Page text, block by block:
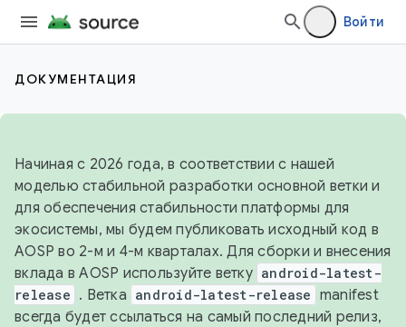
Войти
ДОКУМЕНТАЦИЯ
Начиная с 2026 года, в соответствии с нашей
моделью стабильной разработки основной ветки и
для обеспечения стабильности платформы для
экосистемы, мы будем публиковать исходный код в
AOSP во 2-м и 4-м кварталах. Для сборки и внесения
вклада в AOSP используйте ветку android-latest-
release . Ветка android-latest-release manifest
всегда будет ссылаться на самый последний релиз,